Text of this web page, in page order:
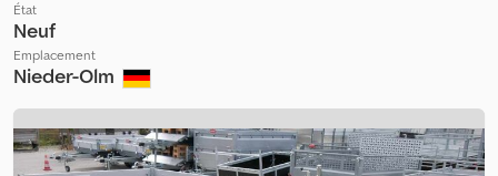
État
Neuf
Emplacement
Nieder-Olm